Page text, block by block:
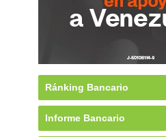
Ránking Bancario
Informe Bancario